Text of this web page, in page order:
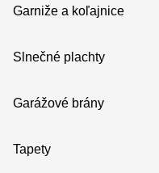
Garniže a koľajnice
Slnečné plachty
Garážové brány
Tapety